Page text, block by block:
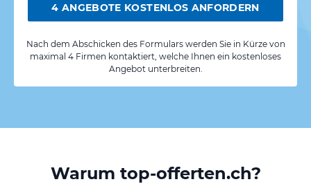
4 ANGEBOTE KOSTENLOS ANFORDERN
Nach dem Abschicken des Formulars werden Sie in Kürze von
maximal 4 Firmen kontaktiert, welche Ihnen ein kostenloses
Angebot unterbreiten.
Warum top-offerten.ch?